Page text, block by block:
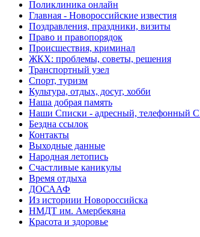
Поликлиника онлайн
Главная - Новороссийские известия
Поздравления, праздники, визиты
Право и правопорядок
Происшествия, криминал
ЖКХ: проблемы, советы, решения
Транспортный узел
Спорт, туризм
Культура, отдых, досуг, хобби
Наша добрая память
Наши Списки - адресный,
Бездна ссылок
Контакты
Выходные данные
Народная летопись
Счастливые каникулы
Время отдыха
ДОСААФ
Из историии Новороссийска
НМДТ им. Амербекяна
Красота и здоровье